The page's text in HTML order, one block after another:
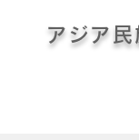
アジア